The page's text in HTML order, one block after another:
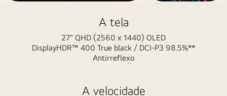
A tela
27" QHD (2560 x 1440) OLED
DisplayHDR™ 400 True black / DCI-P3 98.5%**
Antirreflexo
A velocidade